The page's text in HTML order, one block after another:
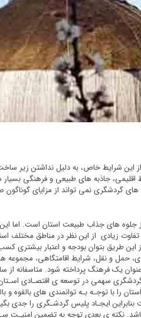
این شرایط خاص، به دلیل نداشتن زیر
جاذبه های طبیعی و فرهنگی بسیار
گردشگری نمی تواند از مزایای
جلوه های جذاب طبیعت استان است. اما
زیادی از این نظر در مناطق مختلف
این طریق بتوان بودجه و اعتبار بیشتری
حمل و نقل، شرایط اقامتگاهی،
یک فرهنگ پرداخته شود. متاسفانه از
سهمی در توسعه ی اقتصـادی اسـتان
با توجـه بـه توانمندی های بالقوه و
ایجـاد پلیس گردشـگری را جدی
نکته ی بعدی توجه به تضمین امنیـت